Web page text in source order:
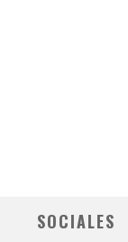
SOCIALES